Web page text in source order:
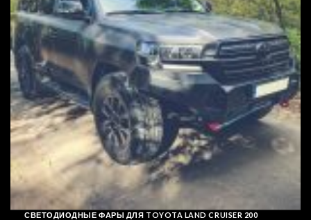
СВЕТОДИОДНЫЕ ФАРЫ ДЛЯ TOYOTA LAND CRUISER 200